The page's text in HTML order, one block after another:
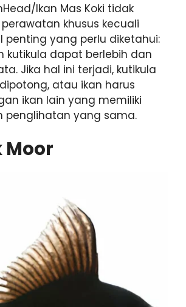
Ikan Mas Koki tidak
khusus kecuali
penting yang perlu diketahui:
kutikula dapat berlebih dan
Jika hal ini terjadi, kutikula
atau ikan harus
ikan lain yang memiliki
penglihatan yang sama.
Moor